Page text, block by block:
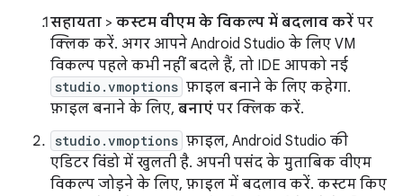
सहायता > कस्टम वीएम के विकल्प में बदलाव करें पर
क्लिक करें. अगर आपने Android Studio के लिए VM
विकल्प पहले कभी नहीं बदले हैं, तो IDE आपको नई
studio.vmoptions फ़ाइल बनाने के लिए कहेगा.
फ़ाइल बनाने के लिए, बनाएं पर क्लिक करें.
studio.vmoptions फ़ाइल, Android Studio की
एडिटर विंडो में खुलती है. अपनी पसंद के मुताबिक वीएम
विकल्प जोड़ने के लिए, फ़ाइल में बदलाव करें. कस्टम किए